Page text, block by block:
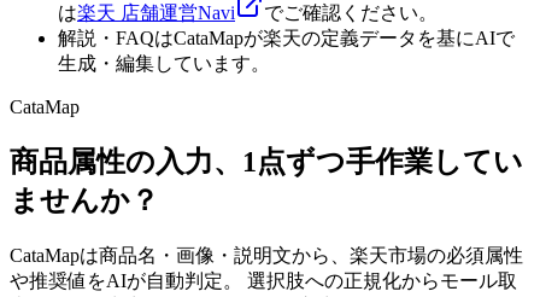
は楽天 店舗運営Navi
でご確認ください。
解説・FAQはCataMapが楽天の定義データを基にAIで
生成・編集しています。
CataMap
商品属性の入力、1点ずつ手作業してい
ませんか？
CataMapは商品名・画像・説明文から、楽天市場の必須属性
や推奨値をAIが自動判定。 選択肢への正規化からモール取